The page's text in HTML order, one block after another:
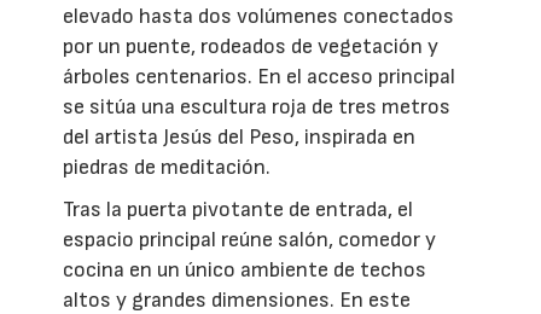
elevado hasta dos volúmenes conectados
por un puente, rodeados de vegetación y
árboles centenarios. En el acceso principal
se sitúa una escultura roja de tres metros
del artista Jesús del Peso, inspirada en
piedras de meditación.
Tras la puerta pivotante de entrada, el
espacio principal reúne salón, comedor y
cocina en un único ambiente de techos
altos y grandes dimensiones. En este